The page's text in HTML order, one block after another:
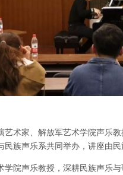
术家、解放军艺术学院声乐
族声乐系共同举办，讲座由民
学院声乐教授，深耕民族声乐